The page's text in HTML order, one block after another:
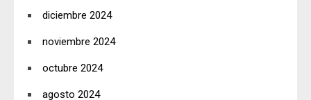
diciembre 2024
noviembre 2024
octubre 2024
agosto 2024